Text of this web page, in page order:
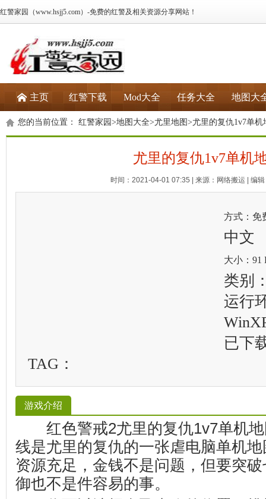
红警家园（www.hsjj5.com）-免费的红警及相关资源分享网站！
主页 红警下载 Mod大全 任务大全 地图大
您的当前位置： 红警家园 >地图大全>尤里地图 >尤里的复仇1v7单机
尤里的复仇1v7单机
时间：2021-04-01 07:35 | 来源：网络搬运 | 编
方式：免
中文
大小：91
类别
运行
已下
TAG：
游戏介绍
红色警戒2尤里的复仇1v7单机地
线是尤里的复仇的一张虐电脑单机
资源充足，金钱不是问题，但要突
御也不是件容易的事。